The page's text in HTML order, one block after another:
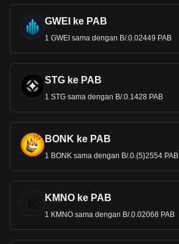
GWEI ke PAB
1 GWEI sama dengan B/.0.02449 PAB
STG ke PAB
1 STG sama dengan B/.0.1428 PAB
BONK ke PAB
1 BONK sama dengan B/.0.{5}2554 PAB
KMNO ke PAB
1 KMNO sama dengan B/.0.02068 PAB